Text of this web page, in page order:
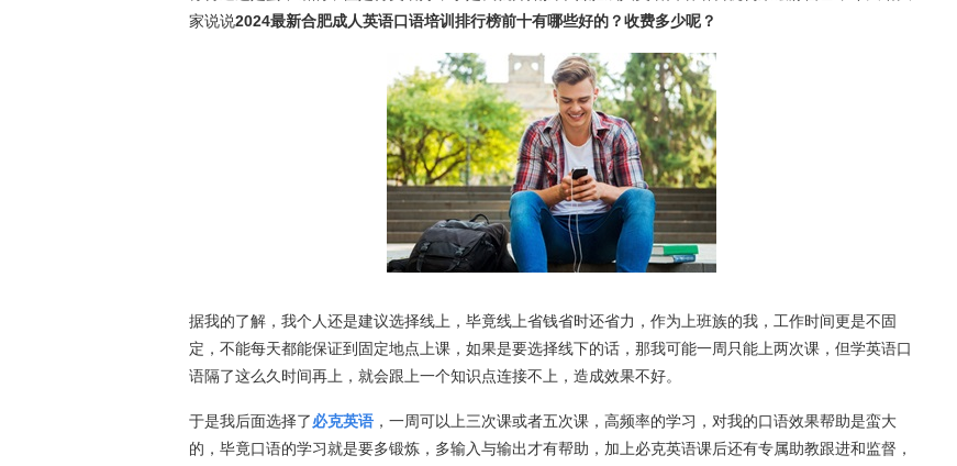
家说说2024最新合肥成人英语口语培训排行榜前十有哪些好的？收费多少呢？
据我的了解，我个人还是建议选择线上，毕竟线上省钱省时还省力，作为上班族的我，工作时间更是不固
定，不能每天都能保证到固定地点上课，如果是要选择线下的话，那我可能一周只能上两次课，但学英语口
语隔了这么久时间再上，就会跟上一个知识点连接不上，造成效果不好。
于是我后面选择了必克英语 ，一周可以上三次课或者五次课，高频率的学习，对我的口语效果帮助是蛮大
的，毕竟口语的学习就是要多锻炼，多输入与输出才有帮助，加上必克英语课后还有专属助教跟进和监督，